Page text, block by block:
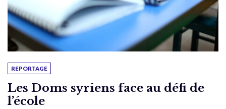
REPORTAGE
Les Doms syriens face au défi de
l’école